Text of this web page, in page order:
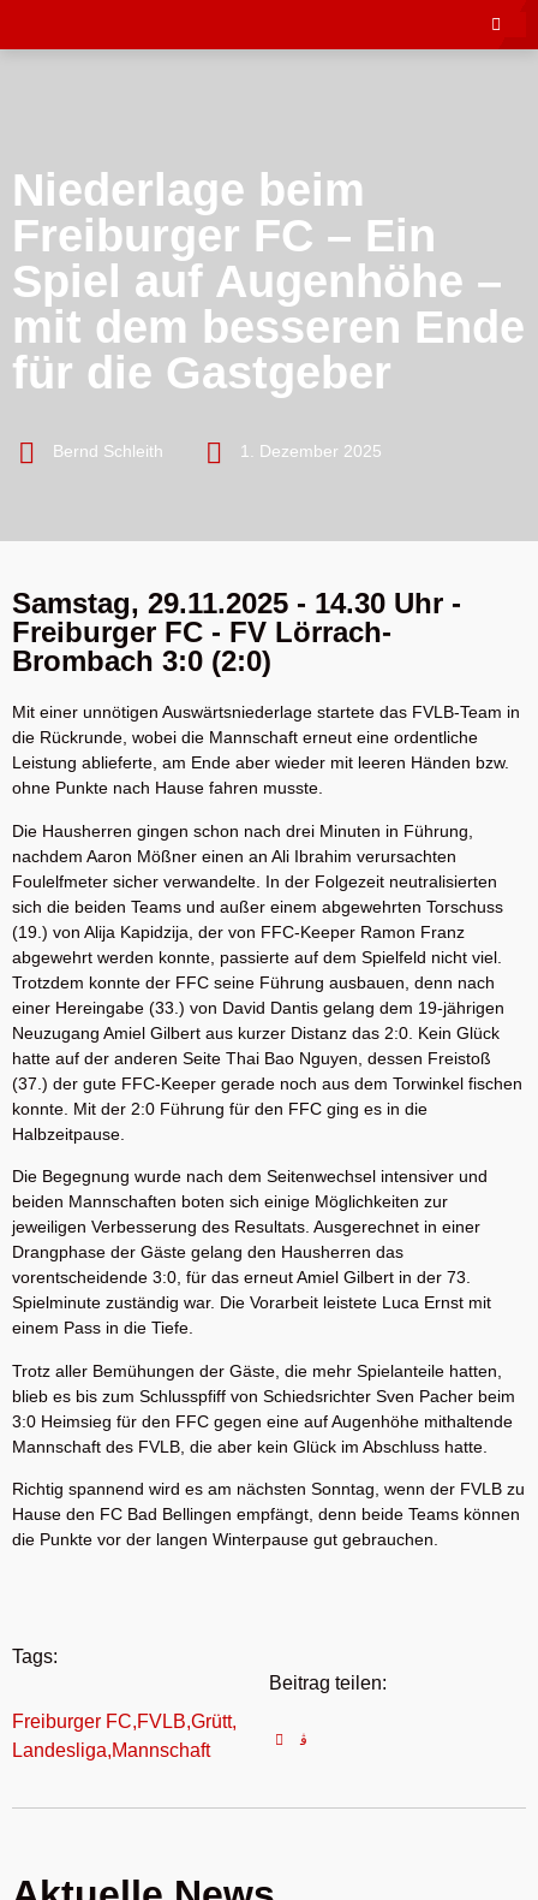
Niederlage beim
Freiburger FC – Ein
Spiel auf Augenhöhe –
mit dem besseren Ende
für die Gastgeber
Bernd Schleith 1. Dezember 2025
Samstag, 29.11.2025 - 14.30 Uhr -
Freiburger FC - FV Lörrach-
Brombach 3:0 (2:0)
Mit einer unnötigen Auswärtsniederlage startete das FVLB-Team in
die Rückrunde, wobei die Mannschaft erneut eine ordentliche
Leistung ablieferte, am Ende aber wieder mit leeren Händen bzw.
ohne Punkte nach Hause fahren musste.
Die Hausherren gingen schon nach drei Minuten in Führung,
nachdem Aaron Mößner einen an Ali Ibrahim verursachten
Foulelfmeter sicher verwandelte. In der Folgezeit neutralisierten
sich die beiden Teams und außer einem abgewehrten Torschuss
(19.) von Alija Kapidzija, der von FFC-Keeper Ramon Franz
abgewehrt werden konnte, passierte auf dem Spielfeld nicht viel.
Trotzdem konnte der FFC seine Führung ausbauen, denn nach
einer Hereingabe (33.) von David Dantis gelang dem 19-jährigen
Neuzugang Amiel Gilbert aus kurzer Distanz das 2:0. Kein Glück
hatte auf der anderen Seite Thai Bao Nguyen, dessen Freistoß
(37.) der gute FFC-Keeper gerade noch aus dem Torwinkel fischen
konnte. Mit der 2:0 Führung für den FFC ging es in die
Halbzeitpause.
Die Begegnung wurde nach dem Seitenwechsel intensiver und
beiden Mannschaften boten sich einige Möglichkeiten zur
jeweiligen Verbesserung des Resultats. Ausgerechnet in einer
Drangphase der Gäste gelang den Hausherren das
vorentscheidende 3:0, für das erneut Amiel Gilbert in der 73.
Spielminute zuständig war. Die Vorarbeit leistete Luca Ernst mit
einem Pass in die Tiefe.
Trotz aller Bemühungen der Gäste, die mehr Spielanteile hatten,
blieb es bis zum Schlusspfiff von Schiedsrichter Sven Pacher beim
3:0 Heimsieg für den FFC gegen eine auf Augenhöhe mithaltende
Mannschaft des FVLB, die aber kein Glück im Abschluss hatte.
Richtig spannend wird es am nächsten Sonntag, wenn der FVLB zu
Hause den FC Bad Bellingen empfängt, denn beide Teams können
die Punkte vor der langen Winterpause gut gebrauchen.
Tags:
Freiburger FC,FVLB,Grütt,
Landesliga,Mannschaft
Beitrag teilen: